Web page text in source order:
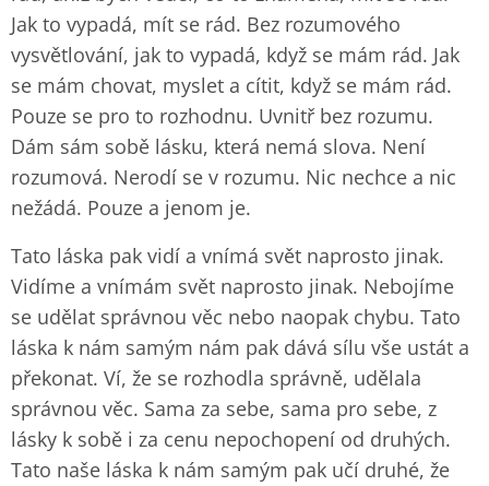
Jak to vypadá, mít se rád. Bez rozumového
vysvětlování, jak to vypadá, když se mám rád. Jak
se mám chovat, myslet a cítit, když se mám rád.
Pouze se pro to rozhodnu. Uvnitř bez rozumu.
Dám sám sobě lásku, která nemá slova. Není
rozumová. Nerodí se v rozumu. Nic nechce a nic
nežádá. Pouze a jenom je.
Tato láska pak vidí a vnímá svět naprosto jinak.
Vidíme a vnímám svět naprosto jinak. Nebojíme
se udělat správnou věc nebo naopak chybu. Tato
láska k nám samým nám pak dává sílu vše ustát a
překonat. Ví, že se rozhodla správně, udělala
správnou věc. Sama za sebe, sama pro sebe, z
lásky k sobě i za cenu nepochopení od druhých.
Tato naše láska k nám samým pak učí druhé, že